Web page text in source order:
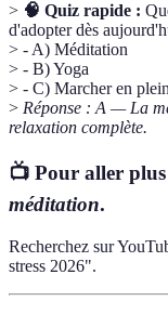
> 🧠 Quiz rapide :
d'adopter dès
> - A) Méditation
> - B) Yoga
> - C) Marcher en
> Réponse : A — La
relaxation complète.
📺 Pour aller
méditation.
Recherchez sur
stress 2026".